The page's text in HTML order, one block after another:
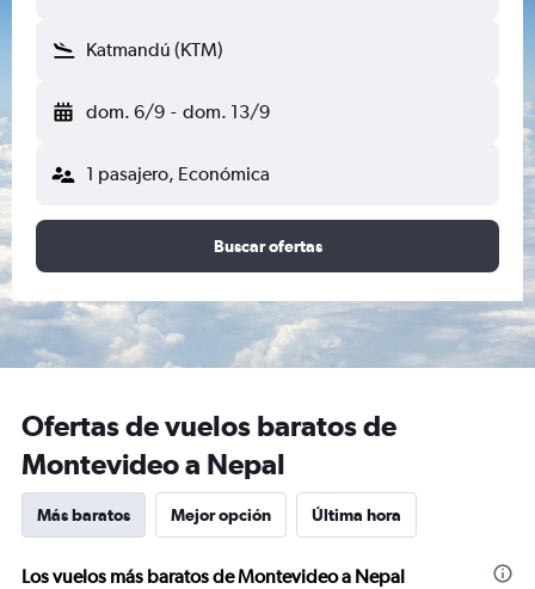
Katmandú (KTM)
dom. 6/9 - dom. 13/9
1 pasajero, Económica
Buscar ofertas
Ofertas de vuelos baratos de
Montevideo a Nepal
Más baratos Mejor opción Última hora
Los vuelos más baratos de Montevideo a Nepal